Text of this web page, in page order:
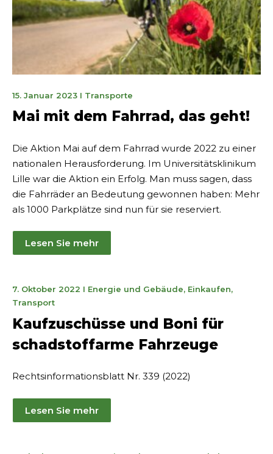
15. Januar 20236.
Februar
2023
I Transporte
Mai mit dem Fahrrad, das geht!
Die Aktion Mai auf dem Fahrrad wurde 2022 zu einer
nationalen Herausforderung. Im Universitätsklinikum
Lille war die Aktion ein Erfolg. Man muss sagen, dass
die Fahrräder an Bedeutung gewonnen haben: Mehr
als 1000 Parkplätze sind nun für sie reserviert.
Lesen Sie mehr
7. Oktober 2022 21.
2025
I Energie und Gebäude, Einkaufen,
Transport
Kaufzuschüsse und Boni für
schadstoffarme Fahrzeuge
Rechtsinformationsblatt Nr. 339 (2022)
Lesen Sie mehr